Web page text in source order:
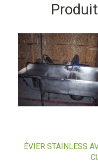
ÉVIER STAINLESS